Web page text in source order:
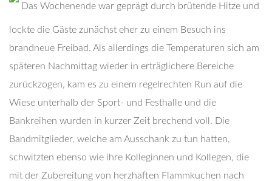
Das Wochenende war geprägt durch brütende Hitze und
lockte die Gäste zunächst eher zu einem Besuch ins
brandneue Freibad. Als allerdings die Temperaturen sich am
späteren Nachmittag wieder in erträglichere Bereiche
zurückzogen, kam es zu einem regelrechten Run auf die
Wiese unterhalb der Sport- und Festhalle und die
Bankreihen wurden in kurzer Zeit brechend voll. Die
Bandmitglieder, welche am Ausschank zu tun hatten,
schwitzten ebenso wie ihre Kolleginnen und Kollegen, die
mit der Zubereitung von herzhaften Flammkuchen nach